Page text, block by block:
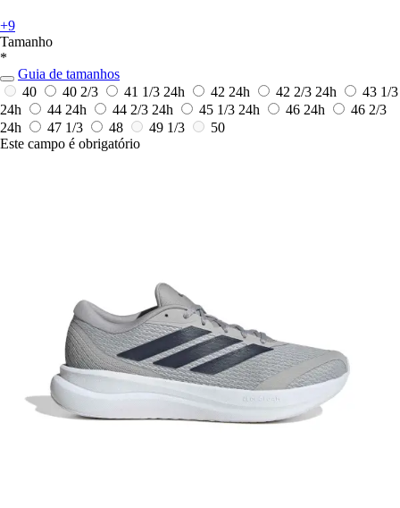
+9
Tamanho
*
Guia de tamanhos
40
40 2/3 41 1/3 24h 42 24h 42 2/3 24h
43 1/3
24h
44 24h 44 2/3 24h 45 1/3 24h 46 24h
46 2/3
24h
47 1/3 48 49 1/3
50
Este campo é obrigatório